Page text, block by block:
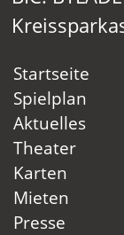
Startseite
Spielplan
Aktuelles
Theater
Karten
Mieten
Presse